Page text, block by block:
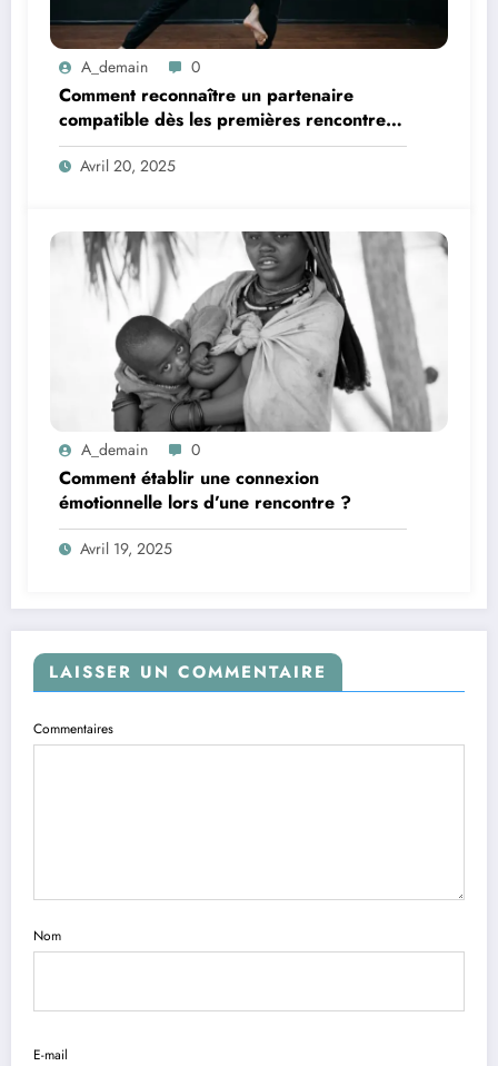
A_demain 0
Comment reconnaître un partenaire
compatible dès les premières rencontres
?
Avril 20, 2025
A_demain 0
Comment établir une connexion
émotionnelle lors d’une rencontre ?
Avril 19, 2025
LAISSER UN COMMENTAIRE
Commentaires
Nom
E-mail